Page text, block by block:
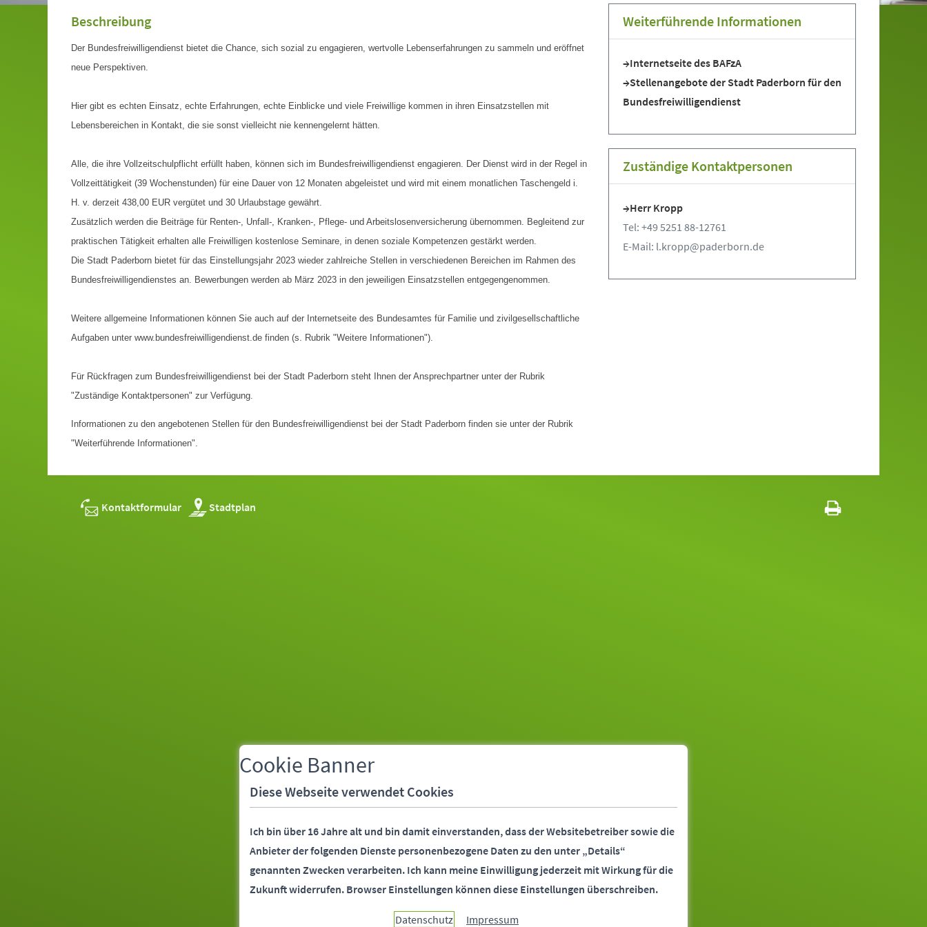
Beschreibung
Der Bundesfreiwilligendienst bietet die Chance, sich sozial zu engagieren, wertvolle Lebenserfahrungen zu sammeln und eröffnet
neue Perspektiven.
Hier gibt es echten Einsatz, echte Erfahrungen, echte Einblicke und viele Freiwillige kommen in ihren Einsatzstellen mit
Lebensbereichen in Kontakt, die sie sonst vielleicht nie kennengelernt hätten.
Alle, die ihre Vollzeitschulpflicht erfüllt haben, können sich im Bundesfreiwilligendienst engagieren. Der Dienst wird in der Regel in
Vollzeittätigkeit (39 Wochenstunden) für eine Dauer von 12 Monaten abgeleistet und wird mit einem monatlichen Taschengeld i.
H. v. derzeit 438,00 EUR vergütet und 30 Urlaubstage gewährt.
Zusätzlich werden die Beiträge für Renten-, Unfall-, Kranken-, Pflege- und Arbeitslosenversicherung übernommen. Begleitend zur
praktischen Tätigkeit erhalten alle Freiwilligen kostenlose Seminare, in denen soziale Kompetenzen gestärkt werden.
Die Stadt Paderborn bietet für das Einstellungsjahr 2023 wieder zahlreiche Stellen in verschiedenen Bereichen im Rahmen des
Bundesfreiwilligendienstes an. Bewerbungen werden ab März 2023 in den jeweiligen Einsatzstellen entgegengenommen.
Weitere allgemeine Informationen können Sie auch auf der Internetseite des Bundesamtes für Familie und zivilgesellschaftliche
Aufgaben unter www.bundesfreiwilligendienst.de finden (s. Rubrik "Weitere Informationen").
Für Rückfragen zum Bundesfreiwilligendienst bei der Stadt Paderborn steht Ihnen der Ansprechpartner unter der Rubrik
"Zuständige Kontaktpersonen" zur Verfügung.
Informationen zu den angebotenen Stellen für den Bundesfreiwilligendienst bei der Stadt Paderborn finden sie unter der Rubrik
"Weiterführende Informationen".
Weiterführende Informationen
Internetseite des BAFzA
Stellenangebote der Stadt Paderborn für den
Bundesfreiwilligendienst
Zuständige Kontaktpersonen
Herr Kropp
Tel: +49 5251 88-12761
E-Mail: l.kropp@paderborn.de
Kontaktformular Stadtplan
Cookie Banner
Diese Webseite verwendet Cookies
Ich bin über 16 Jahre alt und bin damit einverstanden, dass der Websitebetreiber sowie die
Anbieter der folgenden Dienste personenbezogene Daten zu den unter „Details“
genannten Zwecken verarbeiten. Ich kann meine Einwilligung jederzeit mit Wirkung für die
Zukunft widerrufen. Browser Einstellungen können diese Einstellungen überschreiben.
Datenschutz Impressum